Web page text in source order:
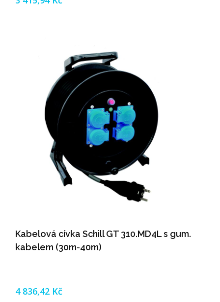
Kabelová cívka Schill GT 310.MD4L s gum.
kabelem (30m-40m)
4 836,42 Kč